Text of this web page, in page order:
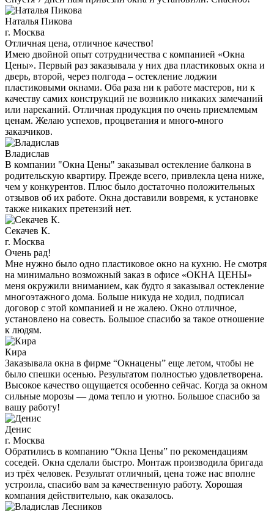
Наталья Пикова
г. Москва
Отличная цена, отличное качество!
Имею двойной опыт сотрудничества с компанией «Окна
Цены». Первый раз заказывала у них два пластиковых окна и
дверь, второй, через полгода – остекление лоджии
пластиковыми окнами. Оба раза ни к работе мастеров, ни к
качеству самих конструкций не возникло никаких замечаний
или нареканий. Отличная продукция по очень приемлемым
ценам. Желаю успехов, процветания и много-много
заказчиков.
Владислав
В компании "Окна Цены" заказывал остекление балкона в
родительскую квартиру. Прежде всего, привлекла цена ниже,
чем у конкурентов. Плюс было достаточно положительных
отзывов об их работе. Окна доставили вовремя, к установке
также никаких претензий нет.
Секачев К.
г. Москва
Очень рад!
Мне нужно было одно пластиковое окно на кухню. Не смотря
на минимально возможный заказ в офисе «ОКНА ЦЕНЫ»
меня окружили вниманием, как будто я заказывал остекление
многоэтажного дома. Больше никуда не ходил, подписал
договор с этой компанией и не жалею. Окно отличное,
установлено на совесть. Большое спасибо за такое отношение
к людям.
Кира
Заказывала окна в фирме “Окнацены” еще летом, чтобы не
было спешки осенью. Результатом полностью удовлетворена.
Высокое качество ощущается особенно сейчас. Когда за окном
сильные морозы — дома тепло и уютно. Большое спасибо за
вашу работу!
Денис
г. Москва
Обратились в компанию “Окна Цены” по рекомендациям
соседей. Окна сделали быстро. Монтаж производила бригада
из трёх человек. Результат отличный, цена тоже нас вполне
устроила, спасибо вам за качественную работу. Хорошая
компания действительно, как оказалось.